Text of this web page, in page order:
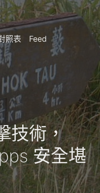
照表 Feed
技術，
安全堪